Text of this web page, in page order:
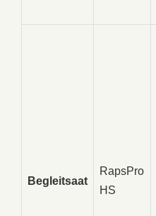
Begleitsaat
RapsPro
HS